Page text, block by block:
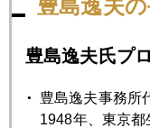
日銀とヘッジファン
豊島逸夫
豊島逸夫氏プ
豊島逸夫事務所
1948年、東京